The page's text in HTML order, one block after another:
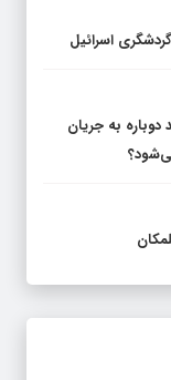
اسرائیل
به جریان